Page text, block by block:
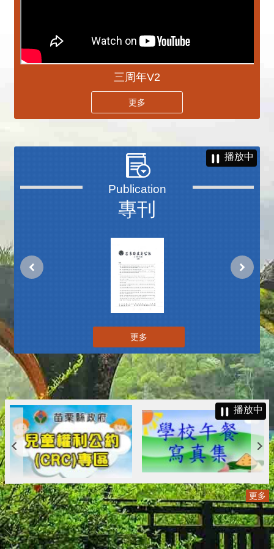
三周年V2
更多
專刊
播放中
更多
播放中
更多